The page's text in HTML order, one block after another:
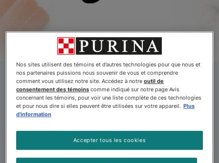
Pour Chiens Beyond Wildᴹᴰ
Nourriture naturelle
et sans grains pour
chats Beyond
Nos sites utilisent des témoins et d’autres technologies pour que nous et
nos partenaires puissions nous souvenir de vous et comprendre
comment vous utilisez notre site. Accédez à notreoutil de
consentement des témoins comme indiqué sur notre page Avis
concernant les témoins, pour voir une liste complète de ces technologies
et pour nous dire si elles peuvent être utilisées sur votre appareil. Plus
d'information
Accepter tous les cookies